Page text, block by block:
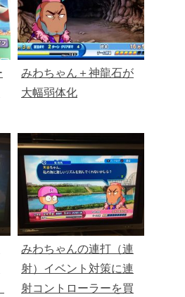
みわちゃん＋神龍石が
大幅弱体化
みわちゃんの連打（連
射）イベント対策に連
射コントローラーを買